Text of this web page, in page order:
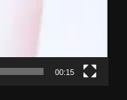
00:15